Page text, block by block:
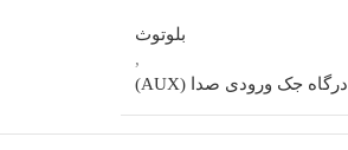
بلوتوث
,
درگاه جک ورودی صدا (AUX)